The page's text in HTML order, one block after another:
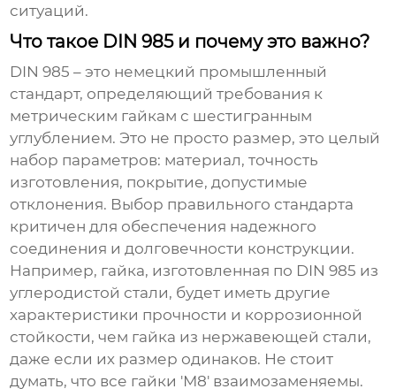
ситуаций.
Что такое DIN 985 и почему это важно?
DIN 985 – это немецкий промышленный
стандарт, определяющий требования к
метрическим гайкам с шестигранным
углублением. Это не просто размер, это целый
набор параметров: материал, точность
изготовления, покрытие, допустимые
отклонения. Выбор правильного стандарта
критичен для обеспечения надежного
соединения и долговечности конструкции.
Например, гайка, изготовленная по DIN 985 из
углеродистой стали, будет иметь другие
характеристики прочности и коррозионной
стойкости, чем гайка из нержавеющей стали,
даже если их размер одинаков. Не стоит
думать, что все гайки 'М8' взаимозаменяемы.